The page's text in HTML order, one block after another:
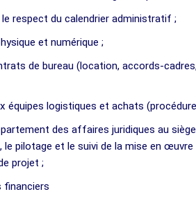
respect du calendrier administratif ;
et numérique ;
de bureau (location, accords-
équipes logistiques et achats
des affaires juridiques au
le pilotage et le suivi de la mise en
projet ;
financiers